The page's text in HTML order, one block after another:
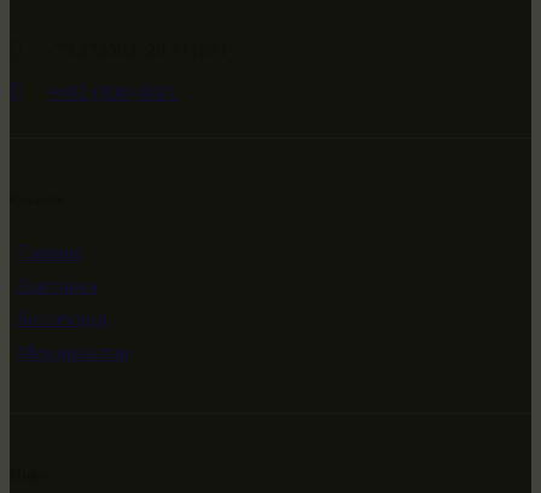
+682 (000) 0001
Главная
Выставки
Коллекции
Мероприятия